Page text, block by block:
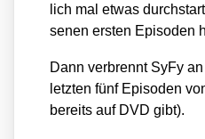
lich mal etwas
se­nen ers­ten Epi­so­den
Dann ver­brennt SyFy
letz­ten fünf Epi­so­den
bereits auf DVD gibt).